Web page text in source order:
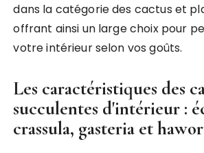
dans la catégorie des cactus et
offrant ainsi un large choix pour
votre intérieur selon vos goûts.
Les caractéristiques des
succulentes d'intérieur :
crassula, gasteria et